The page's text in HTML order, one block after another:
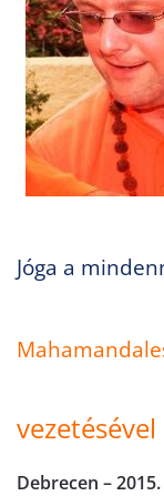
Jóga a
vezetésével
Debrecen –